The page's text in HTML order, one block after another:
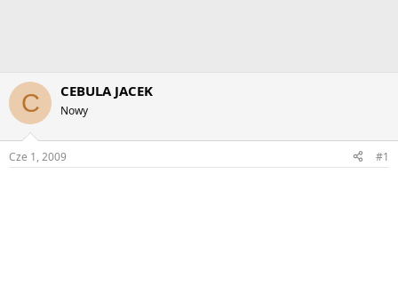
C CEBULA JACEK
Nowy
Cze 1, 2009 #1